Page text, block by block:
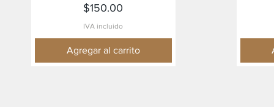
Precio
$150.00
IVA incluido
Agregar al carrito